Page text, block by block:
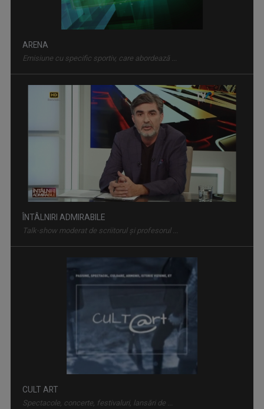
ÎNTÂLNIRI ADMIRABILE
Talk-show moderat de scriitorul și profesorul ...
CULT ART
Spectacole, concerte, festivaluri, lansări de ...
PLAY
Emisiune bilunară în care muzica vorbeşte